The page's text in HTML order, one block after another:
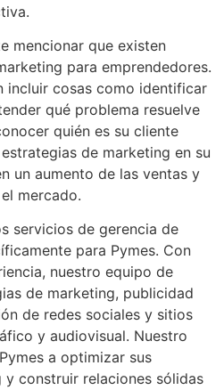
mencionar que existen
para emprendedores.
incluir cosas como identificar
qué problema resuelve
quién es su cliente
de marketing en su
un aumento de las ventas y
mercado.
servicios de gerencia de
para Pymes. Con
nuestro equipo de
de marketing, publicidad
de redes sociales y sitios
y audiovisual. Nuestro
a optimizar sus
y construir relaciones sólidas